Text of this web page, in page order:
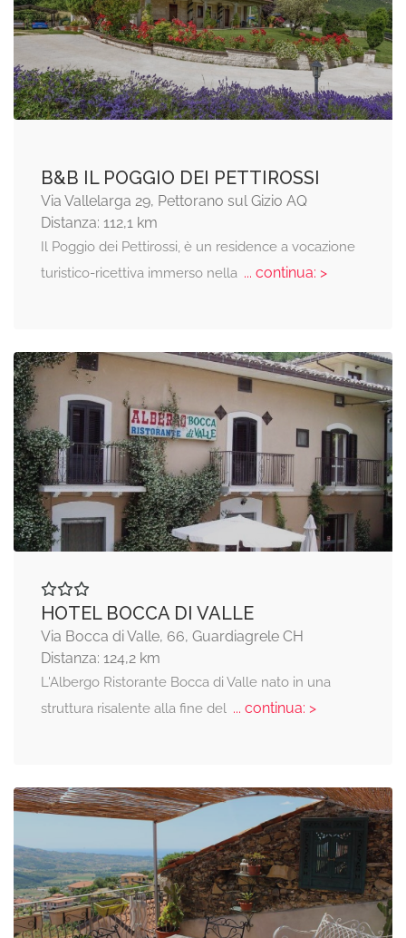
B&B IL POGGIO DEI PETTIROSSI
Via Vallelarga 29, Pettorano sul Gizio AQ
Distanza: 112,1 km
Il Poggio dei Pettirossi, è un residence a vocazione
turistico-ricettiva immerso nella... continua: >
HOTEL BOCCA DI VALLE
Via Bocca di Valle, 66, Guardiagrele CH
Distanza: 124,2 km
L'Albergo Ristorante Bocca di Valle nato in una
struttura risalente alla fine del... continua: >